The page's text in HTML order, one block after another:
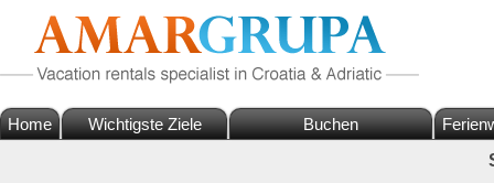
Home Wichtigste Ziele Buchen